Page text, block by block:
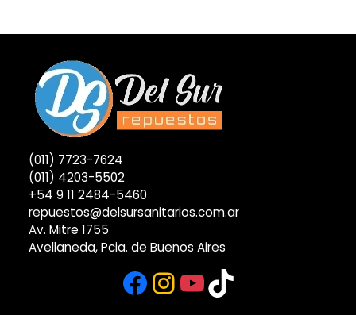
(011) 7723-7624
(011) 4203-5502
+54 9 11 2484-5460
repuestos@delsursanitarios.com.ar
Av. Mitre 1755
Avellaneda, Pcia. de Buenos Aires
Facebook
Instagram
YouTube
TikTok